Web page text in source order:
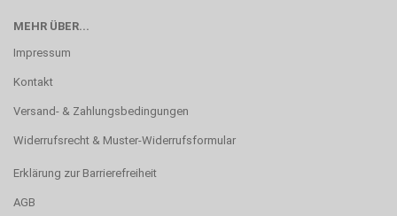
MEHR ÜBER...
Impressum
Kontakt
Versand- & Zahlungsbedingungen
Widerrufsrecht & Muster-Widerrufsformular
Erklärung zur Barrierefreiheit
AGB